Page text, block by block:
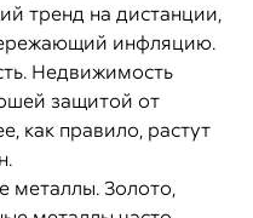
тренд на дистанции,
инфляцию.
Недвижимость
защитой от
как правило, растут
металлы. Золото,